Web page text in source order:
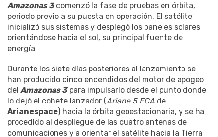
Amazonas 3comenzó la fase de pruebas en órbita,
periodo previo a su puesta en operación. El satélite
inicializó sus sistemas y desplegó los paneles solares
orientándose hacia el sol, su principal fuente de
energía.
Durante los siete días posteriores al lanzamiento se
han producido cinco encendidos del motor de apogeo
del Amazonas 3para impulsarlo desde el punto donde
lo dejó el cohete lanzador (Ariane 5 ECA de
Arianespace) hacia la órbita geoestacionaria, y se ha
procedido al despliegue de las cuatro antenas de
comunicaciones y a orientar el satélite hacia la Tierra